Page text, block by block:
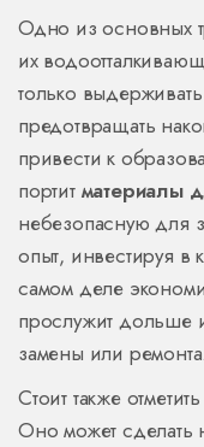
Одно из основных
их
только
предотвращать
привести к
портит материалы
небезопасную для
опыт, инвестируя в
самом деле
прослужит дольше
замены или ремонта.
Стоит также
Оно может